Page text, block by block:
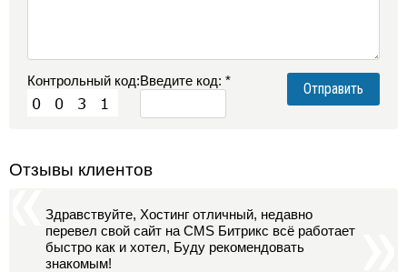
Контрольный код:Введите код: *
Отзывы клиентов
Здравствуйте, Хостинг отличный, недавно
перевел свой сайт на CMS Битрикс всё работает
быстро как и хотел, Буду рекомендовать
знакомым!